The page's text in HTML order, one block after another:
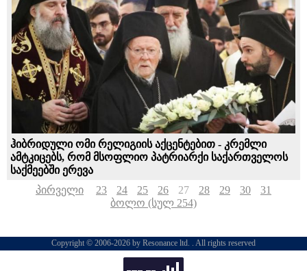
ჰიბრიდული ომი რელიგიის აქცენტებით - კრემლი
ამტკიცებს, რომ მსოფლიო პატრიარქი საქართველოს
საქმეებში ერევა
პირველი
23 24 25 26 27 28 29 30
31
ბოლო (სულ 254)
Copyright © 2006-2026 by Resonance ltd. . All rights reserved